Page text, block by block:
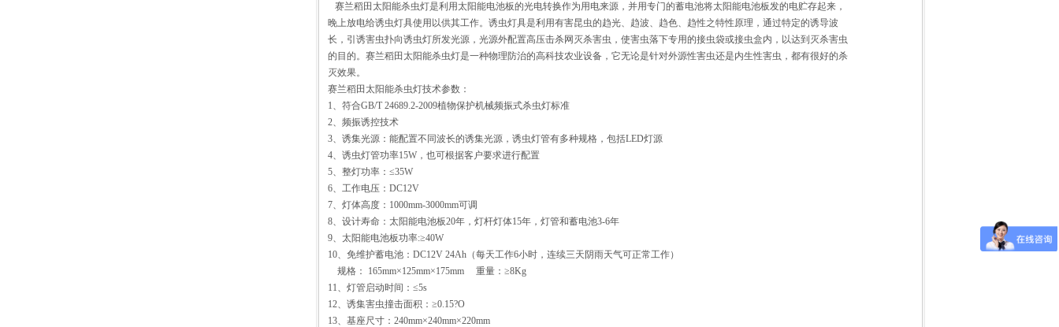
赛兰稻田太阳能杀虫灯是利用太阳能电池板的光电转换作为用电来源，并用专门的蓄电池将太阳能电池板发的电贮存起来，
晚上放电给诱虫灯具使用以供其工作。诱虫灯具是利用有害昆虫的趋光、趋波、趋色、趋性之特性原理，通过特定的诱导波
长，引诱害虫扑向诱虫灯所发光源，光源外配置高压击杀网灭杀害虫，使害虫落下专用的接虫袋或接虫盒内，以达到灭杀害虫
的目的。赛兰稻田太阳能杀虫灯是一种物理防治的高科技农业设备，它无论是针对外源性害虫还是内生性害虫，都有很好的杀
灭效果。
赛兰稻田太阳能杀虫灯技术参数：
1、符合GB/T 24689.2-2009植物保护机械频振式杀虫灯标准
2、频振诱控技术
3、诱集光源：能配置不同波长的诱集光源，诱虫灯管有多种规格，包括LED灯源
4、诱虫灯管功率15W，也可根据客户要求进行配置
5、整灯功率：≤35W
6、工作电压：DC12V
7、灯体高度：1000mm-3000mm可调
8、设计寿命：太阳能电池板20年，灯杆灯体15年，灯管和蓄电池3-6年
9、太阳能电池板功率:≥40W
10、免维护蓄电池：DC12V 24Ah（每天工作6小时，连续三天阴雨天气可正常工作）
规格： 165mm×125mm×175mm 重量：≥8Kg
11、灯管启动时间：≤5s
12、诱集害虫撞击面积：≥0.15?O
13、基座尺寸：240mm×240mm×220mm